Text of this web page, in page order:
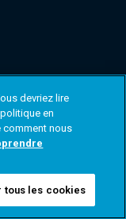
devriez lire
en
comment nous
tous les cookies